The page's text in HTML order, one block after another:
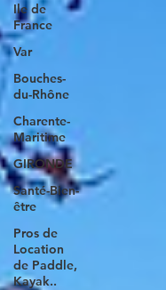
Ile de
France
Var
Bouches-
du-Rhône
Charente-
Maritime
GIRONDE
Santé-Bien-
être
Pros de
Location
de Paddle,
Kayak..